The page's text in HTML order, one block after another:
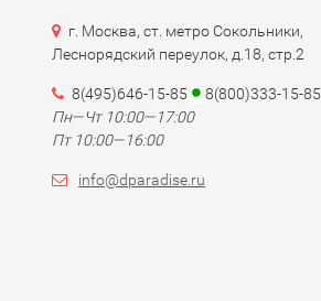
г. Москва, ст. метро Сокольники,
Леснорядский переулок, д.18, стр.2
8(495)646-15-85
8(800)333-15-85
Пн—Чт 10:00—17:00
Пт 10:00—16:00
info@dparadise.ru